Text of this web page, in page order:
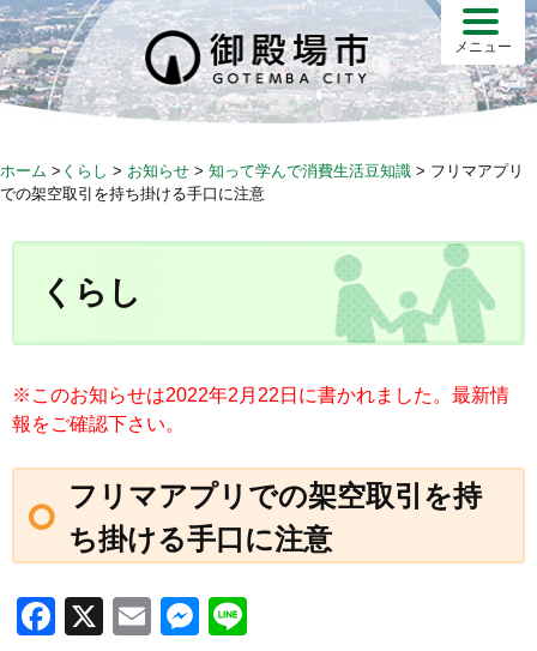
S
k
i
p
c
メニュー
ホーム > くらし > お知らせ > 知って学んで消費生活豆知識 > フリマアプリ
での架空取引を持ち掛ける手口に注意
くらし
※このお知らせは2022年2月22日に書かれました。最新情
報をご確認下さい。
フリマアプリでの架空取引を持
ち掛ける手口に注意
F
X
E
M